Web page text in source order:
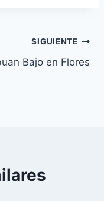
SIGUIENTE
Bajo en Flores